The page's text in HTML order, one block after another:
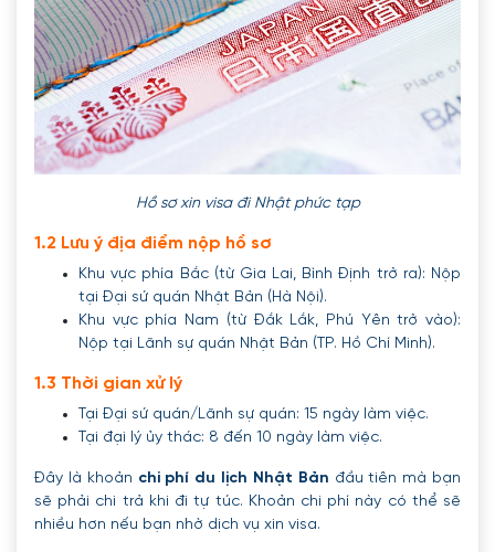
Hồ sơ xin visa đi Nhật phức tạp
1.2 Lưu ý địa điểm nộp hồ sơ
Khu vực phía Bắc (từ Gia Lai, Bình Định trở ra): Nộp
tại Đại sứ quán Nhật Bản (Hà Nội).
Khu vực phía Nam (từ Đắk Lắk, Phú Yên trở vào):
Nộp tại Lãnh sự quán Nhật Bản (TP. Hồ Chí Minh).
1.3 Thời gian xử lý
Tại Đại sứ quán/Lãnh sự quán: 15 ngày làm việc.
Tại đại lý ủy thác: 8 đến 10 ngày làm việc.
Đây là khoản chi phí du lịch Nhật Bản đầu tiên mà bạn
sẽ phải chi trả khi đi tự túc. Khoản chi phí này có thể sẽ
nhiều hơn nếu bạn nhờ dịch vụ xin visa.